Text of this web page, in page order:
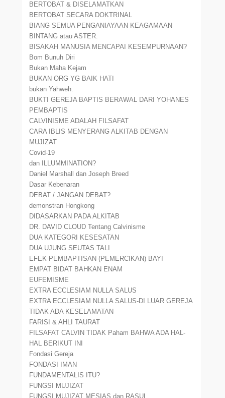
BERTOBAT & DISELAMATKAN
BERTOBAT SECARA DOKTRINAL
BIANG SEMUA PENGANIAYAAN KEAGAMAAN
BINTANG atau ASTER.
BISAKAH MANUSIA MENCAPAI KESEMPURNAAN?
Bom Bunuh Diri
Bukan Maha Kejam
BUKAN ORG YG BAIK HATI
bukan Yahweh.
BUKTI GEREJA BAPTIS BERAWAL DARI YOHANES
PEMBAPTIS
CALVINISME ADALAH FILSAFAT
CARA IBLIS MENYERANG ALKITAB DENGAN
MUJIZAT
Covid-19
dan ILLUMMINATION?
Daniel Marshall dan Joseph Breed
Dasar Kebenaran
DEBAT / JANGAN DEBAT?
demonstran Hongkong
DIDASARKAN PADA ALKITAB
DR. DAVID CLOUD Tentang Calvinisme
DUA KATEGORI KESESATAN
DUA UJUNG SEUTAS TALI
EFEK PEMBAPTISAN (PEMERCIKAN) BAYI
EMPAT BIDAT BAHKAN ENAM
EUFEMISME
EXTRA ECCLESIAM NULLA SALUS
EXTRA ECCLESIAM NULLA SALUS-DI LUAR GEREJA
TIDAK ADA KESELAMATAN
FARISI & AHLI TAURAT
FILSAFAT CALVIN TIDAK Paham BAHWA ADA HAL-
HAL BERIKUT INI
Fondasi Gereja
FONDASI IMAN
FUNDAMENTALIS ITU?
FUNGSI MUJIZAT
FUNGSI MUJIZAT MESIAS dan RASUL